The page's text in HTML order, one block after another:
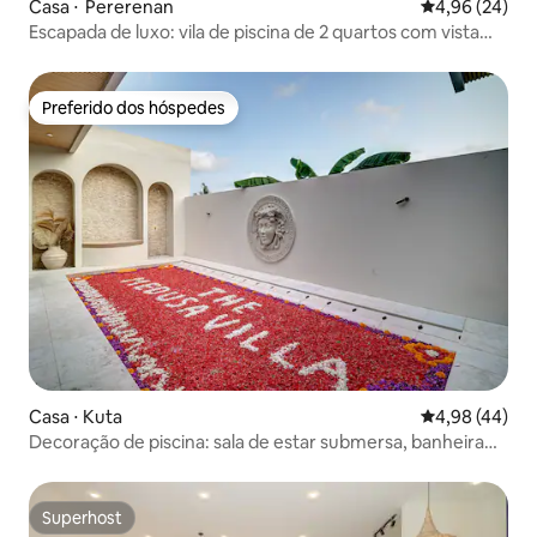
Casa ⋅ Pererenan 4,96 de uma
4,96 (24)
Escapada de luxo: vila de piscina de 2 quartos com vista
Preferido dos hóspedes
Preferido dos hóspedes
Casa ⋅ Kuta 4,98 de uma
4,98 (44)
Decoração de piscina: sala de estar submersa, banheira
Superhost
Superhost